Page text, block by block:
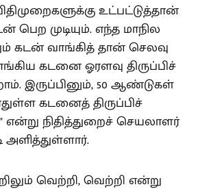
உட்பட்டுத்தான்
பெற முடியும். எந்த மாநில
கடன் வாங்கித் தான் செலவு
கடனை ஓரளவு திருப்பிச்
இருப்பினும், 50 ஆண்டுகள்
கடனைத் திருப்பிச்
என்று நிதித்துறைச் செயலாளர்
அளித்துள்ளார்.